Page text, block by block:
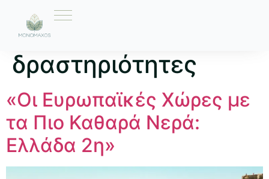
Ετικέτα:
δραστηριότητες
«Οι Ευρωπαϊκές Χώρες με
τα Πιο Καθαρά Νερά:
Ελλάδα 2η»